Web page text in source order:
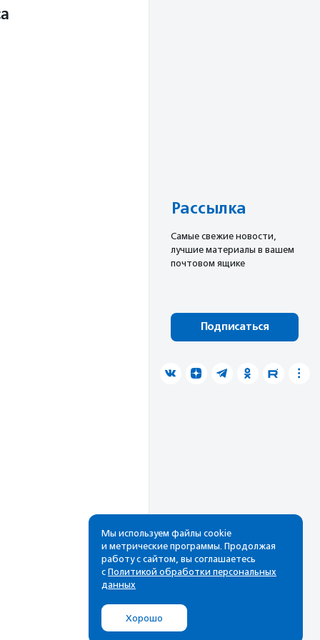
Рассылка
Cамые свежие новости,
лучшие материалы в вашем
почтовом ящике
Подписаться
Мы используем файлы cookie
и метрические программы. Продолжая
работу с сайтом, вы соглашаетесь
с Политикой обработки персональных
данных
Хорошо